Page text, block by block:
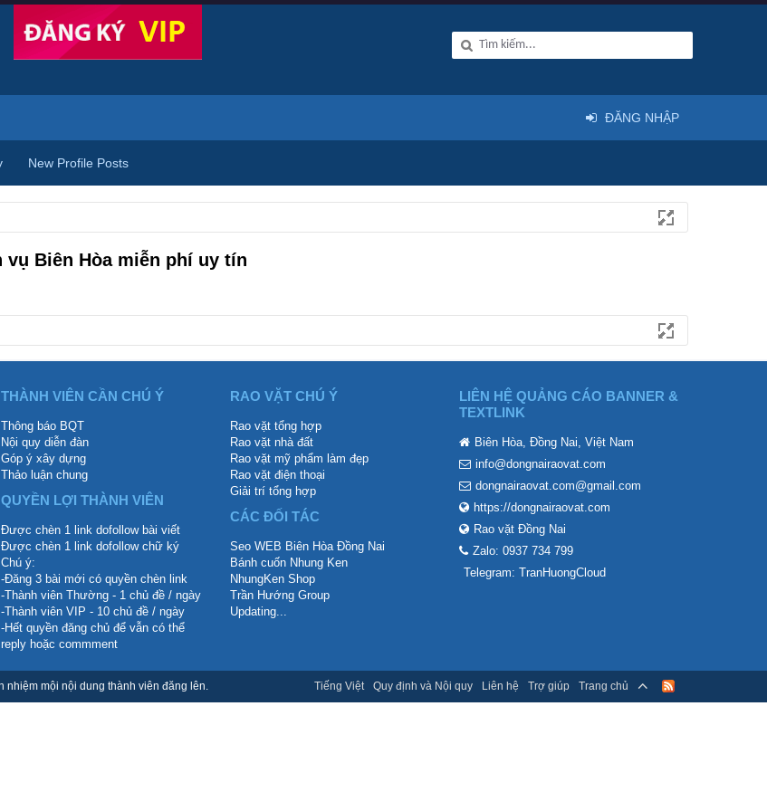
vụ Biên Hòa miễn phí uy tín
New Profile Posts
ĐĂNG NHẬP
THÀNH VIÊN CẦN CHÚ Ý
Thông báo BQT
Nội quy diễn đàn
Góp ý xây dựng
Thảo luận chung
QUYỀN LỢI THÀNH VIÊN
Được chèn 1 link dofollow bài viết
Được chèn 1 link dofollow chữ ký
Chú ý:
-Đăng 3 bài mới có quyền chèn link
-Thành viên Thường - 1 chủ đề / ngày
-Thành viên VIP - 10 chủ đề / ngày
-Hết quyền đăng chủ để vẫn có thể
reply hoặc commment
RAO VẶT CHÚ Ý
Rao vặt tổng hợp
Rao vặt nhà đất
Rao vặt mỹ phẩm làm đẹp
Rao vặt điện thoại
Giải trí tổng hợp
CÁC ĐỐI TÁC
Seo WEB Biên Hòa Đồng Nai
Bánh cuốn Nhung Ken
NhungKen Shop
Trần Hướng Group
Updating...
LIÊN HỆ QUẢNG CÁO BANNER &
TEXTLINK
Biên Hòa, Đồng Nai, Việt Nam
info@dongnairaovat.com
dongnairaovat.com@gmail.com
https://dongnairaovat.com
Rao vặt Đồng Nai
Zalo: 0937 734 799
Telegram: TranHuongCloud
nhiệm mội nội dung thành viên đăng lên. Tiếng Việt Quy định và Nội quy Liên hệ Trợ giúp Trang chủ